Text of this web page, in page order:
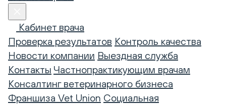
Кабинет врача
Проверка результатов Контроль качества
Новости компании Выездная служба
Контакты Частнопрактикующим врачам
Консалтинг ветеринарного бизнеса
Франшиза Vet Union Социальная